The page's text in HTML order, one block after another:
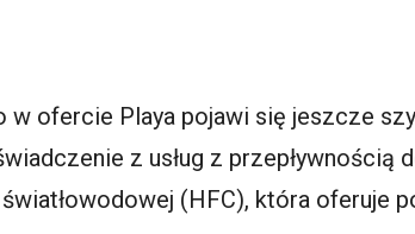
ofercie Playa pojawi się jeszcze
z usług z przepływnością
(HFC), która oferuje